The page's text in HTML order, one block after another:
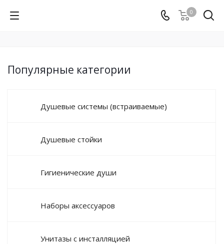
0
Популярные категории
Душевые системы (встраиваемые)
Душевые стойки
Гигиенические души
Наборы аксессуаров
Унитазы с инсталляцией